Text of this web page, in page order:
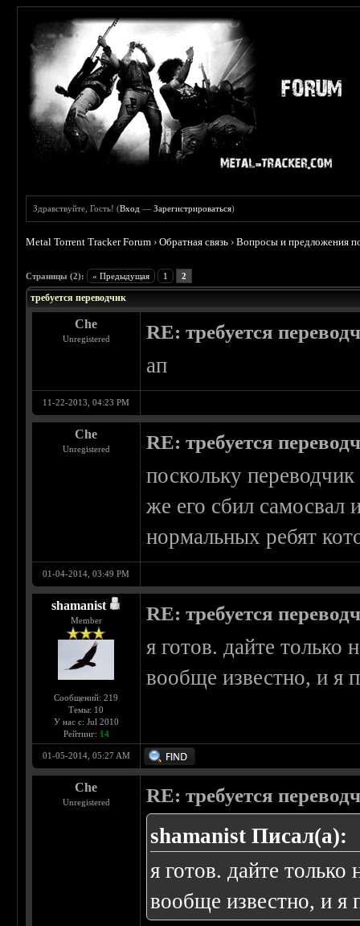
Здравствуйте, Гость! (Вход —Зарегистрироваться)
Metal Torrent Tracker Forum ›Обратная связь ›Вопросы и предложения
Страницы (2): « Предыдущая 1 2
требуется переводчик
Che
Unregistered RE: требуется
ап
11-22-2013, 04:23 PM
Che
Unregistered RE: требуется
поскольку
же его сбил самосвал
нормальных ребят
01-04-2014, 03:49 PM
shamanist
Member
Сообщений: 219
Темы: 10
У нас с: Jul 2010
Рейтинг: 14
RE: требуется
я готов. дайте только
вообще известно, и я
01-05-2014, 05:27 AM
Che
Unregistered RE: требуется
shamanist Писал(а):
я готов. дайте только
вообще известно, и я